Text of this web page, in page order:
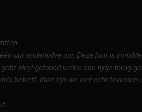
uur anderhalve uur. Deze fout is
Heyl getoond welke een tijdje terug
betreft, daar zijn we niet echt tevreden